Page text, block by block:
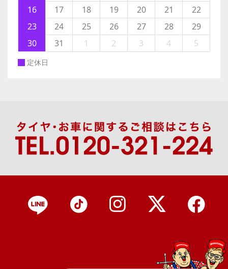
16
17 18 19 20 21
22
23
24 25 26 27 28
29
30
31 1 2 3 4 5
定休日